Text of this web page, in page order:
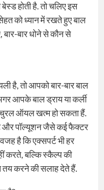
होती है. तो चलिए इस
को ध्यान में रखते हुए बाल
बार-बार धोने से कौन से
है, तो आपको बार-बार बाल
आपके बाल ड्राय या कर्ली
ऑयल खत्म हो सकता हैं.
और पॉल्यूशन जैसे कई फैक्टर
है कि एक्सपर्ट भी हर
करते, बल्कि स्कैल्प की
करने की सलाह देते हैं.